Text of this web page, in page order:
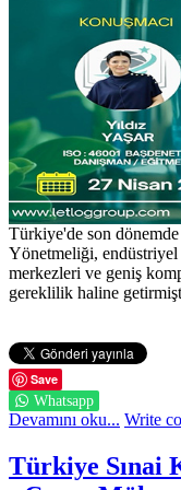
Türkiye'de son
Yönetmeliği, endüstriyel
merkezleri ve geniş
gereklilik haline
Save
Whatsapp
Devamını oku... Write
Türkiye Sınai